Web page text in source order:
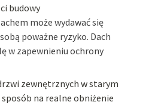
budowy
może wydawać się
poważne ryzyko. Dach
w zapewnieniu ochrony
zewnętrznych w starym
na realne obniżenie